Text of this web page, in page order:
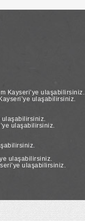
Kayseri’ye ulaşabilirsiniz.
ulaşabilirsiniz.
ulaşabilirsiniz.
ulaşabilirsiniz.
ulaşabilirsiniz.
ulaşabilirsiniz.